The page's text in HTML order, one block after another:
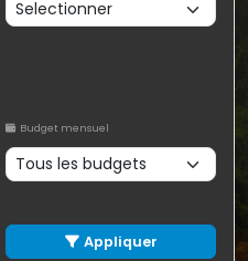
Budget mensuel
Appliquer